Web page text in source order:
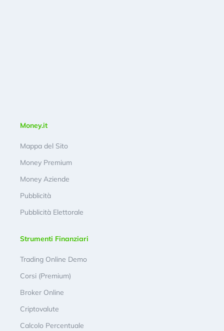
Money.it
Mappa del Sito
Money Premium
Money Aziende
Pubblicità
Pubblicità Elettorale
Strumenti Finanziari
Trading Online Demo
Corsi (Premium)
Broker Online
Criptovalute
Calcolo Percentuale